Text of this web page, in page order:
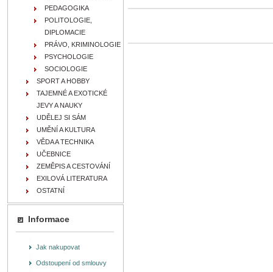
PEDAGOGIKA
POLITOLOGIE,
DIPLOMACIE
PRÁVO, KRIMINOLOGIE
PSYCHOLOGIE
SOCIOLOGIE
SPORT A HOBBY
TAJEMNÉ A EXOTICKÉ
JEVY A NAUKY
UDĚLEJ SI SÁM
UMĚNÍ A KULTURA
VĚDA A TECHNIKA
UČEBNICE
ZEMĚPIS A CESTOVÁNÍ
EXILOVÁ LITERATURA
OSTATNÍ
Informace
Jak nakupovat
Odstoupení od smlouvy